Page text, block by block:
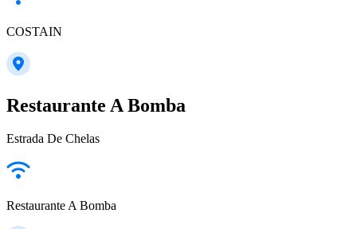
COSTAIN
Restaurante A Bomba
Estrada De Chelas
Restaurante A Bomba